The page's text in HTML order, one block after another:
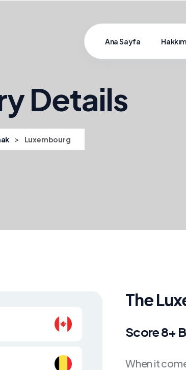
Ana Sayfa
Details
> Luxembourg
The
Score 8+
When it